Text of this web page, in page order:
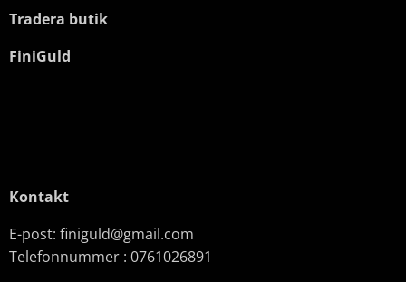
Tradera butik
FiniGuld
Kontakt
E-post: finiguld@gmail.com
Telefonnummer : 0761026891